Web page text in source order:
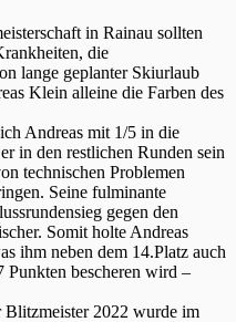
in Rainau sollten
die
lange geplanter Skiurlaub
Klein alleine die Farben des
Andreas mit 1/5 in die
in den restlichen Runden sein
technischen Problemen
Seine fulminante
gegen den
Somit holte Andreas
ihm neben dem 14.Platz auch
bescheren wird –
Blitzmeister 2022 wurde im